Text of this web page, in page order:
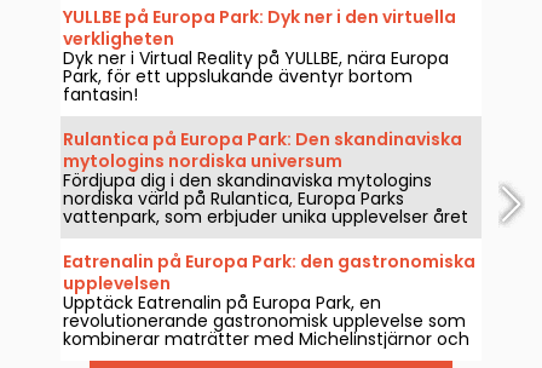
YULLBE på Europa Park: Dyk ner i den virtuella
verkligheten
Dyk ner i Virtual Reality på YULLBE, nära Europa
Park, för ett uppslukande äventyr bortom
fantasin!
Rulantica på Europa Park: Den skandinaviska
mytologins nordiska universum
Fördjupa dig i den skandinaviska mytologins
nordiska värld på Rulantica, Europa Parks
vattenpark, som erbjuder unika upplevelser året
runt.
Eatrenalin på Europa Park: den gastronomiska
upplevelsen
Upptäck Eatrenalin på Europa Park, en
revolutionerande gastronomisk upplevelse som
kombinerar maträtter med Michelinstjärnor och
sensorisk fördjupning.